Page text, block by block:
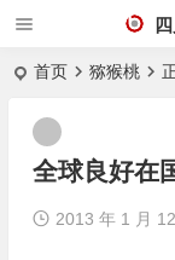
首页 猕猴桃
全球良好在
2013 年 1 月